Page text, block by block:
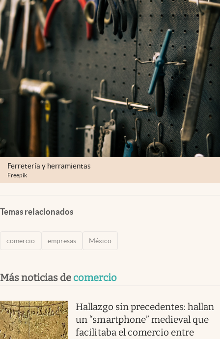
Ferretería y herramientas
Freepik
Temas relacionados
comercio empresas México
Más noticias de comercio
Hallazgo sin precedentes: hallan
un “smartphone” medieval que
facilitaba el comercio entre